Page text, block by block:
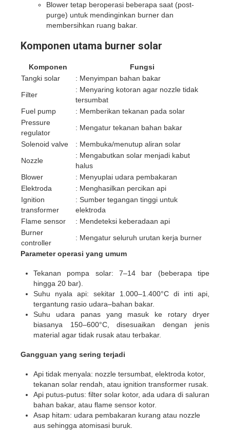
Blower tetap beroperasi beberapa saat (post-
purge) untuk mendinginkan burner dan
membersihkan ruang bakar.
Komponen utama burner solar
Komponen
Fungsi
Tangki solar
: Menyimpan bahan bakar
Filter
: Menyaring kotoran agar nozzle tidak
tersumbat
Fuel pump
: Memberikan tekanan pada solar
Pressure
regulator
: Mengatur tekanan bahan bakar
Solenoid valve
: Membuka/menutup aliran solar
Nozzle
: Mengabutkan solar menjadi kabut
halus
Blower
: Menyuplai udara pembakaran
Elektroda
: Menghasilkan percikan api
Ignition
transformer
: Sumber tegangan tinggi untuk
elektroda
Flame sensor
: Mendeteksi keberadaan api
Burner
controller
: Mengatur seluruh urutan kerja burner
Parameter operasi yang umum
Tekanan pompa solar: 7–14 bar (beberapa tipe
hingga 20 bar).
Suhu nyala api: sekitar 1.000–1.400°C di inti api,
tergantung rasio udara–bahan bakar.
Suhu udara panas yang masuk ke rotary dryer
biasanya 150–600°C, disesuaikan dengan jenis
material agar tidak rusak atau terbakar.
Gangguan yang sering terjadi
Api tidak menyala: nozzle tersumbat, elektroda kotor,
tekanan solar rendah, atau ignition transformer rusak.
Api putus-putus: filter solar kotor, ada udara di saluran
bahan bakar, atau flame sensor kotor.
Asap hitam: udara pembakaran kurang atau nozzle
aus sehingga atomisasi buruk.